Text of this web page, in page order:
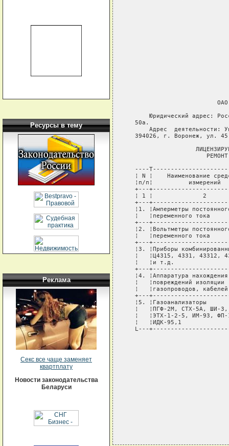
Ресурсы в тему
Реклама
Секс все чаще заменяет
квартплату
Новости законодательства
Беларуси
Юридический адрес:
   50а.
Адрес  деятельности:
394026, г. Воронеж, ул.
----
¦ N ¦    Наименование
¦п/п¦          измерений
+---
¦ 1 ¦              2
+---
¦1. ¦Амперметры
¦   ¦переменного тока
+---
¦2. ¦Вольтметры
¦   ¦переменного тока
+---
¦3. ¦Приборы
¦   ¦Ц4315, 4331, 43312,
¦   ¦и т.д.
+---
¦4. ¦Аппаратура
¦   ¦повреждений изоляции
¦   ¦газопроводов,
+---
¦5. ¦Газоанализаторы
¦   ¦ПГФ-2М, СТХ-5А, ШИ-
¦   ¦ЭТХ-1-2-5, ИМ-93,
¦   ¦ИДК-95,1
L---